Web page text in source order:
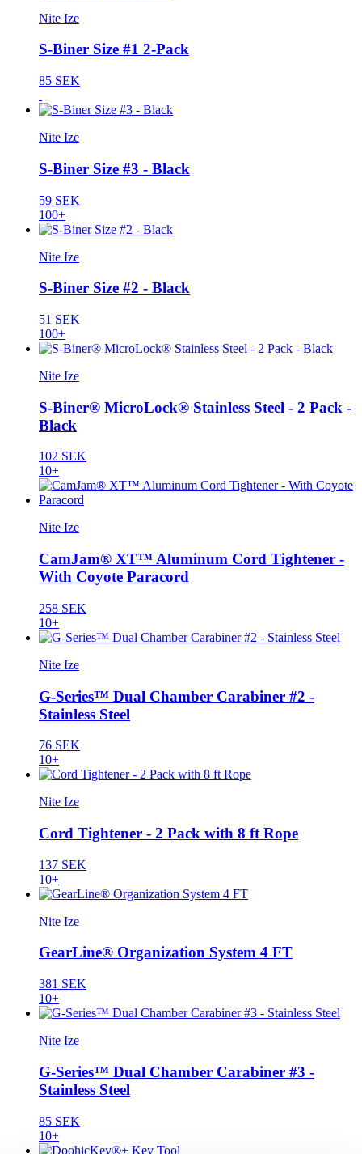
Nite Ize
S-Biner Size #1 2-Pack
85 SEK
Nite Ize
S-Biner Size #3 - Black
59 SEK
100+
Nite Ize
S-Biner Size #2 - Black
51 SEK
100+
Nite Ize
S-Biner® MicroLock® Stainless Steel - 2 Pack -
Black
102 SEK
10+
Nite Ize
CamJam® XT™ Aluminum Cord Tightener -
With Coyote Paracord
258 SEK
10+
Nite Ize
G-Series™ Dual Chamber Carabiner #2 -
Stainless Steel
76 SEK
10+
Nite Ize
Cord Tightener - 2 Pack with 8 ft Rope
137 SEK
10+
Nite Ize
GearLine® Organization System 4 FT
381 SEK
10+
Nite Ize
G-Series™ Dual Chamber Carabiner #3 -
Stainless Steel
85 SEK
10+